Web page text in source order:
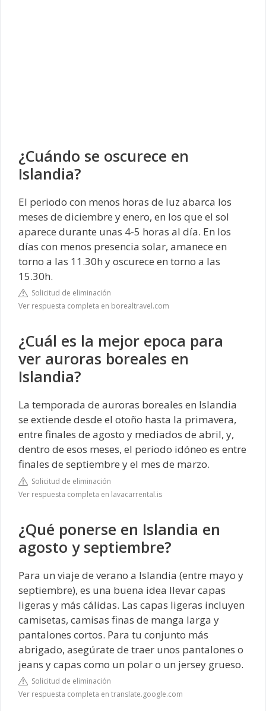
¿Cuándo se oscurece en
Islandia?
El periodo con menos horas de luz abarca los
meses de diciembre y enero, en los que el sol
aparece durante unas 4-5 horas al día. En los
días con menos presencia solar, amanece en
torno a las 11.30h y oscurece en torno a las
15.30h.
Solicitud de eliminación
Ver respuesta completa en borealtravel.com
¿Cuál es la mejor epoca para
ver auroras boreales en
Islandia?
La temporada de auroras boreales en Islandia
se extiende desde el otoño hasta la primavera,
entre finales de agosto y mediados de abril, y,
dentro de esos meses, el periodo idóneo es entre
finales de septiembre y el mes de marzo.
Solicitud de eliminación
Ver respuesta completa en lavacarrental.is
¿Qué ponerse en Islandia en
agosto y septiembre?
Para un viaje de verano a Islandia (entre mayo y
septiembre), es una buena idea llevar capas
ligeras y más cálidas. Las capas ligeras incluyen
camisetas, camisas finas de manga larga y
pantalones cortos. Para tu conjunto más
abrigado, asegúrate de traer unos pantalones o
jeans y capas como un polar o un jersey grueso.
Solicitud de eliminación
Ver respuesta completa en translate.google.com